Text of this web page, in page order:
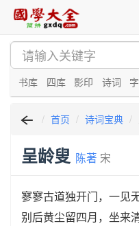
书库 四库 影印 诗词
首页 诗词宝典
呈龄叟 陈著 宋
寥寥古道独开门，一见
别后黄尘留四月，坐来